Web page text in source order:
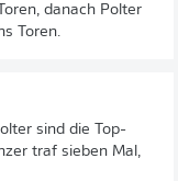
danach Polter
Toren.
sind die Top-
traf sieben Mal,